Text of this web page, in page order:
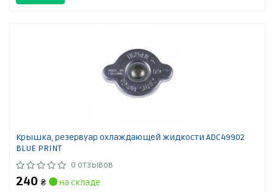
Крышка, резервуар охлаждающей жидкости ADC49902
BLUE PRINT
0 отзывов
240 ₴
на складе